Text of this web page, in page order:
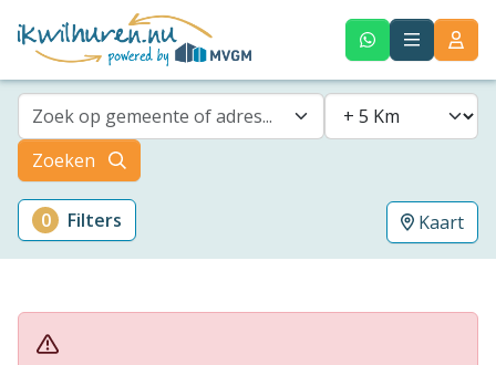
Zoek op gemeente of adres...
Zoeken
0 Filters Kaart